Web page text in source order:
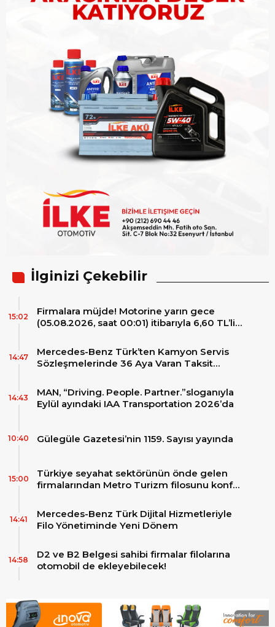
İlginizi Çekebilir
Firmalara müjde! Motorine yarın gece
(05.08.2026, saat 00:01) itibarıyla 6,60 TL’lik
15:02
Mercedes-Benz Türk’ten Kamyon Servis
Sözleşmelerinde 36 Aya Varan Taksit
14:47
MAN, “Driving. People. Partner.”sloganıyla
Eylül ayındaki IAA Transportation 2026’da
14:43
Gülegüle Gazetesi’nin 1159. Sayısı yayında
10:40
Türkiye seyahat sektörünün önde gelen
firmalarından Metro Turizm filosunu konfor
MAN Skyliner ile güçlendirdi!
15:00
Mercedes-Benz Türk Dijital Hizmetleriyle
Filo Yönetiminde Yeni Dönem
14:41
D2 ve B2 Belgesi sahibi firmalar filolarına
otomobil de ekleyebilecek!
14:58